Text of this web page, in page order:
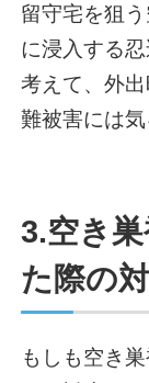
留守宅を狙
に浸入する
考えて、外
難被害には気
3.空き
た際の
もしも空き